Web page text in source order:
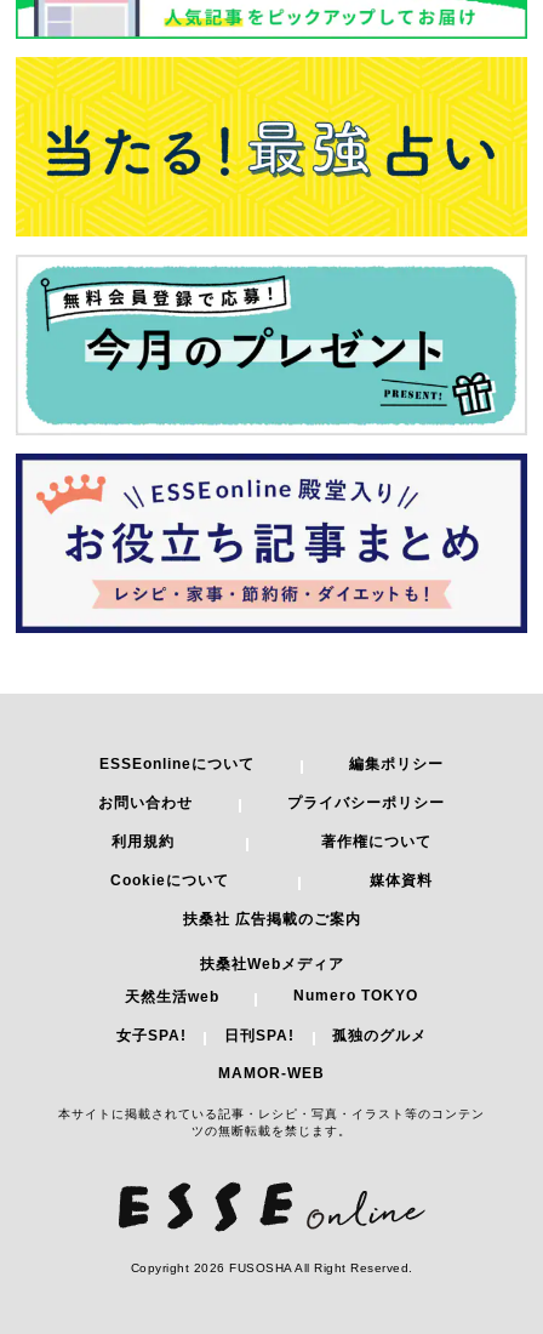
ESSEonlineについて 編集ポリシー
お問い合わせ プライバシーポリシー
利用規約 著作権について
Cookieについて 媒体資料
扶桑社 広告掲載のご案内
扶桑社Webメディア
天然生活web
Numero TOKYO
女子SPA! 日刊SPA! 孤独のグルメ
MAMOR-WEB
本サイトに掲載されている記事・レシピ・写真・イラスト等のコンテン
ツの無断転載を禁じます。
Copyright 2026 FUSOSHA All Right Reserved.